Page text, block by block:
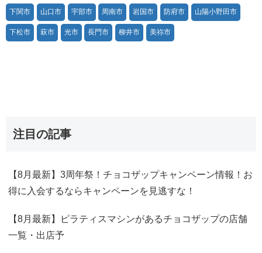
下関市 山口市 宇部市 周南市 岩国市 防府市 山陽小野田市
下松市 萩市 光市 長門市 柳井市 美祢市
注目の記事
【8月最新】3周年祭！チョコザップキャンペーン情報！お
得に入会するならキャンペーンを見逃すな！
【8月最新】ピラティスマシンがあるチョコザップの店舗
一覧・出店予